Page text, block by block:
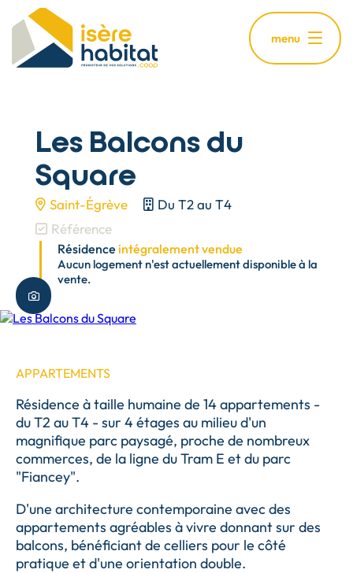
au
contenu
principal
menu
Les Balcons du
Square
Saint-Égrève
Du T2 au T4
Référence
Résidence intégralement vendue
Aucun logement n'est actuellement disponible à la
vente.
Plus de photos
APPARTEMENTS
Résidence à taille humaine de 14 appartements -
du T2 au T4 - sur 4 étages au milieu d'un
magnifique parc paysagé, proche de nombreux
commerces, de la ligne du Tram E et du parc
"Fiancey".
D'une architecture contemporaine avec des
appartements agréables à vivre donnant sur des
balcons, bénéficiant de celliers pour le côté
pratique et d'une orientation double.